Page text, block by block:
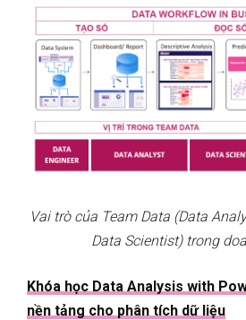
Vai trò của Team Data (Data
Data Scientist) trong
Khóa học Data Analysis with
nền tảng cho phân tích dữ liệu